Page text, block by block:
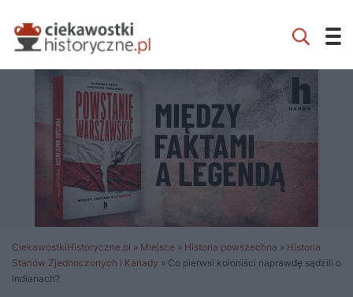
CiekawostkiHistoryczne.pl » Miejsce » Historia powszechna » Historia
Stanów Zjednoczonych i Kanady » Co pierwsi koloniści naprawdę sądzili o
Indianach?